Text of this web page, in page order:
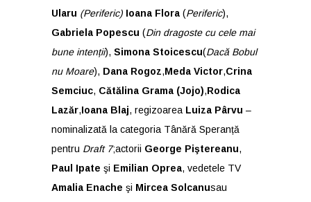
Ularu (Periferic) Ioana Flora (Periferic),
Gabriela Popescu (Din dragoste cu cele mai
bune intenții), Simona Stoicescu(Dacă Bobul
nu Moare), Dana Rogoz,Meda Victor,Crina
Semciuc, Cătălina Grama (Jojo),Rodica
Lazăr,Ioana Blaj, regizoarea Luiza Pârvu –
nominalizată la categoria Tânără Speranță
pentru Draft 7;actorii George Piştereanu,
Paul Ipate şi Emilian Oprea, vedetele TV
Amalia Enache şi Mircea Solcanusau